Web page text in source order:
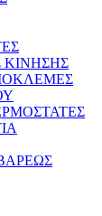
ΚΙΝΗΣΗΣ